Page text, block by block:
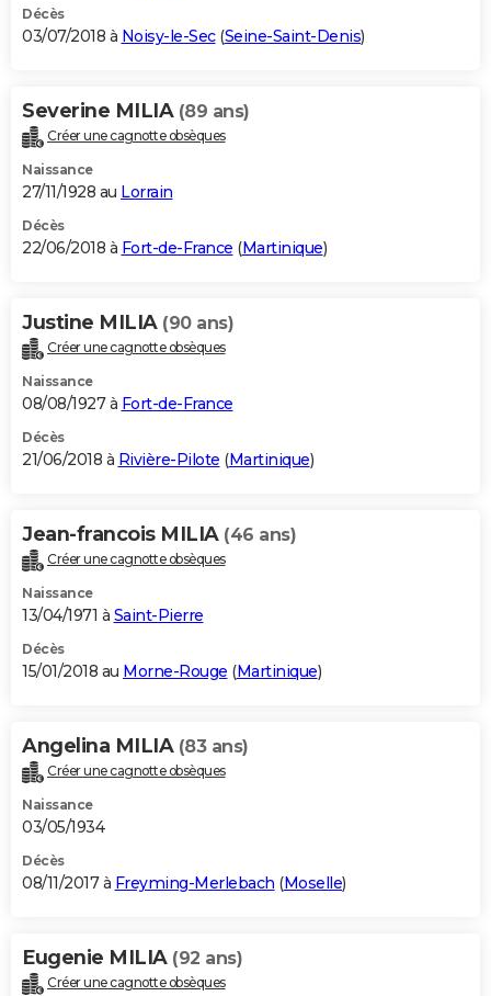
Décès
03/07/2018 à Noisy-le-Sec(Seine-Saint-Denis)
Severine MILIA (89 ans)
Créer une cagnotte obsèques
Naissance
27/11/1928 au Lorrain
Décès
22/06/2018 à Fort-de-France (Martinique)
Justine MILIA (90 ans)
Créer une cagnotte obsèques
Naissance
08/08/1927 à Fort-de-France
Décès
21/06/2018 à Rivière-Pilote (Martinique)
Jean-francois MILIA (46 ans)
Créer une cagnotte obsèques
Naissance
13/04/1971 à Saint-Pierre
Décès
15/01/2018 au Morne-Rouge (Martinique)
Angelina MILIA (83 ans)
Créer une cagnotte obsèques
Naissance
03/05/1934
Décès
08/11/2017 à Freyming-Merlebach (Moselle)
Eugenie MILIA (92 ans)
Créer une cagnotte obsèques